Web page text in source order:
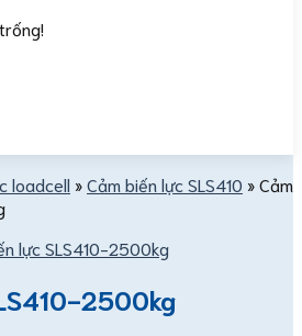
loadcell »Cảm biến lực SLS410 »Cảm
2500kg